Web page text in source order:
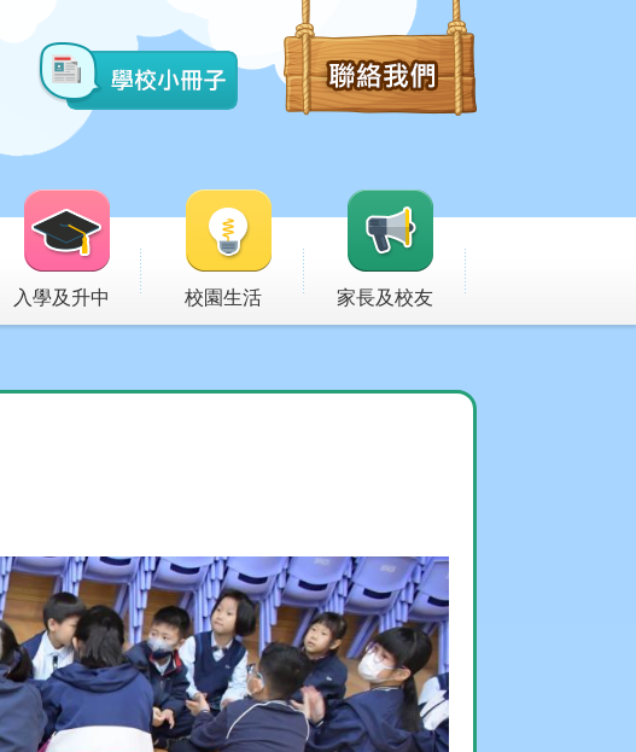
入學及升中 校園生活 家長及校友